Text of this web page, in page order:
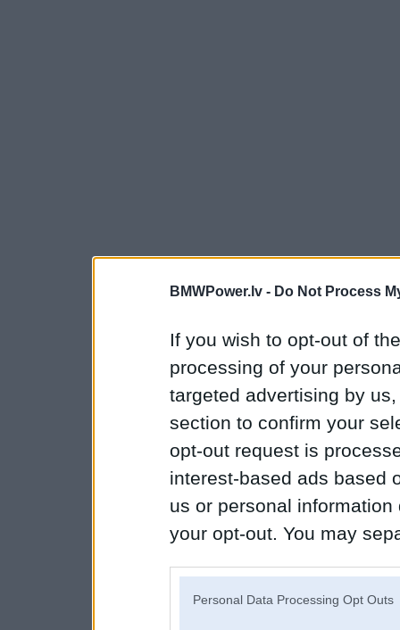
BMWPower.lv - Do Not Process
If you wish to opt-out of
processing of your
targeted advertising by
section to confirm your
opt-out request is
interest-based ads based
us or personal
your opt-out. You may
Personal Data Processing Opt Outs